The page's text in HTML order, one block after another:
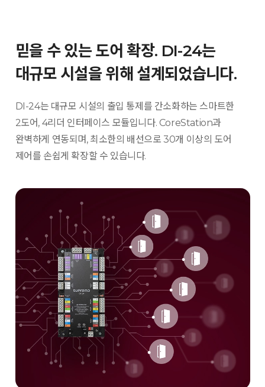
믿을 수 있는 도어 확장. DI-24는
대규모 시설을 위해 설계되었습니다.
DI-24는 대규모 시설의 출입 통제를 간소화하는 스마트한
2도어, 4리더 인터페이스 모듈입니다. CoreStation과
완벽하게 연동되며, 최소한의 배선으로 30개 이상의 도어
제어를 손쉽게 확장할 수 있습니다.